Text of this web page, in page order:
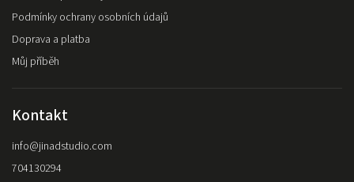
Podmínky ochrany osobních údajů
Doprava a platba
Můj příběh
Kontakt
info@jinadstudio.com
704130294